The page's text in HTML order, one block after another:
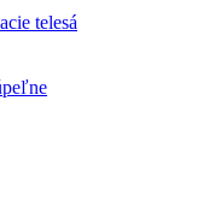
telesá